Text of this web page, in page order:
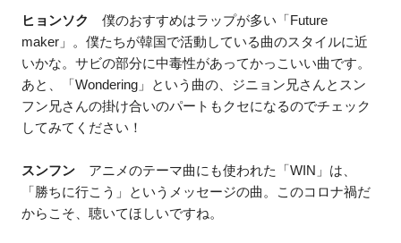
ヒョンソク
僕のおすすめはラップが多い「Future
maker」。僕たちが韓国で活動している曲のスタイルに近
いかな。サビの部分に中毒性があってかっこいい曲です。
あと、「Wondering」という曲の、ジニョン兄さんとスン
フン兄さんの掛け合いのパートもクセになるのでチェック
してみてください！
スンフン アニメのテーマ曲にも使われた「WIN」は、
「勝ちに行こう」というメッセージの曲。このコロナ禍だ
からこそ、聴いてほしいですね。